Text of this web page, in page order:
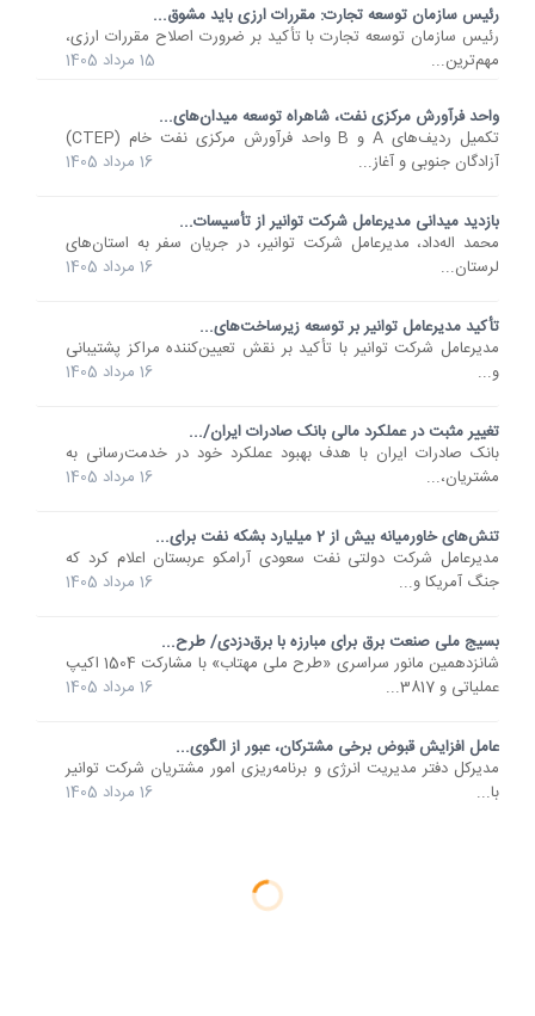
رئیس سازمان توسعه تجارت: مقررات ارزی باید مشوق...
رئیس سازمان توسعه تجارت با تأکید بر ضرورت اصلاح مقررات ارزی،
مهم‌ترین...
15 مرداد 1405
واحد فرآورش مرکزی نفت، شاهراه توسعه میدان‌های...
تکمیل ردیف‌های A و B واحد فرآورش مرکزی نفت خام (CTEP)
آزادگان جنوبی و آغاز...
16 مرداد 1405
بازدید میدانی مدیرعامل شرکت توانیر از تأسیسات...
محمد اله‌داد، مدیرعامل شرکت توانیر، در جریان سفر به استان‌های
لرستان...
16 مرداد 1405
تأکید مدیرعامل توانیر بر توسعه زیرساخت‌های...
مدیرعامل شرکت توانیر با تأکید بر نقش تعیین‌کننده مراکز پشتیبانی
و...
16 مرداد 1405
تغییر مثبت در عملکرد مالی بانک صادرات ایران/...
​بانک صادرات ایران با هدف بهبود عملکرد خود در خدمت‌رسانی به
مشتریان،...
16 مرداد 1405
تنش‌های خاورمیانه بیش از 2 میلیارد بشکه نفت برای...
مدیرعامل شرکت دولتی نفت سعودی آرامکو عربستان اعلام کرد که
جنگ آمریکا و...
16 مرداد 1405
بسیج ملی صنعت برق برای مبارزه با برق‌دزدی/ طرح...
شانزدهمین مانور سراسری «طرح ملی مهتاب» با مشارکت 1504 اکیپ
عملیاتی و 3817...
16 مرداد 1405
عامل افزایش قبوض برخی مشترکان، عبور از الگوی...
مدیرکل دفتر مدیریت انرژی و برنامه‌ریزی امور مشتریان شرکت توانیر
با...
16 مرداد 1405